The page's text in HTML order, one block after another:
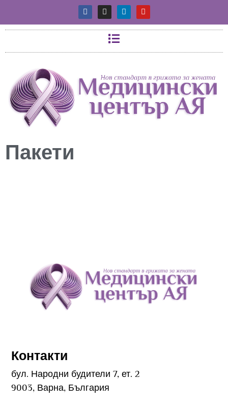
Пакети
Контакти
бул. Народни будители 7, ет. 2
9003, Варна, България